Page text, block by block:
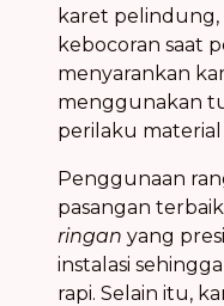
karet
kebocoran saat
menyarankan
menggunakan
perilaku material
Penggunaan
pasangan
ringan yang
instalasi
rapi. Selain itu,